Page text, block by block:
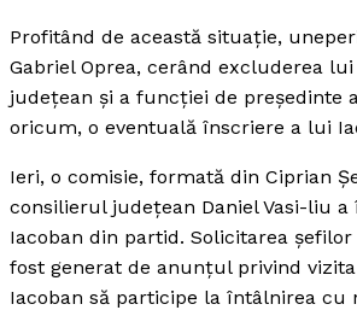
Profitând de această situaţie,
Gabriel Oprea, cerând excluderea
judeţean şi a funcţiei de preşedinte
oricum, o eventuală înscriere a lui
Ieri, o comisie, formată din Ciprian
consilierul judeţean Daniel Vasi-liu
Iacoban din partid. Solicitarea
fost generat de anunţul privind
Iacoban să participe la întâlnirea cu